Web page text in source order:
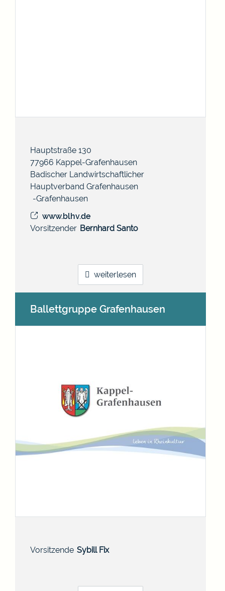
Badischer Landwirtschaftlicher
Hauptverband Grafenhausen
Grafenhausen
Hauptstraße 130
77966 Kappel-Grafenhausen
www.blhv.de
Vorsitzender Bernhard Santo
weiterlesen
Ballettgruppe Grafenhausen
Vorsitzende Sybill Fix